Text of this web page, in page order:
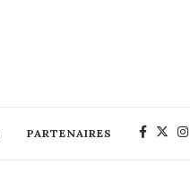
PARTENAIRES